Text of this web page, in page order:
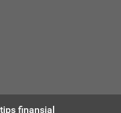
finansial